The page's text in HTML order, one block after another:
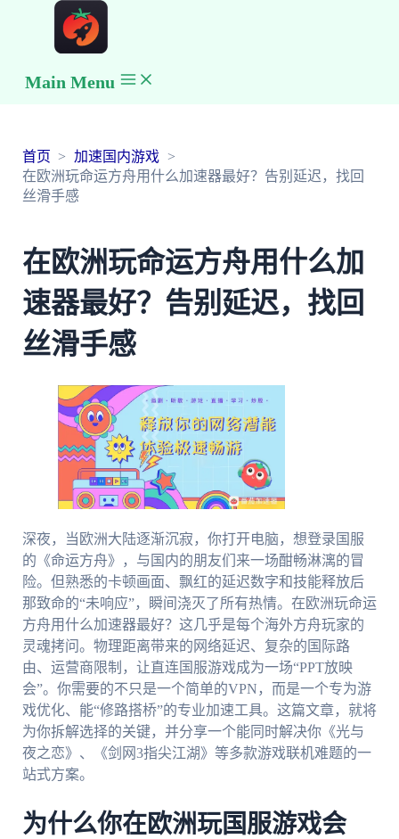
Main Menu
首页
加速国内游戏
在欧洲玩命运方舟用什么加速器最好？告别延迟，找回
丝滑手感
在欧洲玩命运方舟用什么加
速器最好？告别延迟，找回
丝滑手感
深夜，当欧洲大陆逐渐沉寂，你打开电脑，想登录国服
的《命运方舟》，与国内的朋友们来一场酣畅淋漓的冒
险。但熟悉的卡顿画面、飘红的延迟数字和技能释放后
那致命的“未响应”，瞬间浇灭了所有热情。在欧洲玩命运
方舟用什么加速器最好？这几乎是每个海外方舟玩家的
灵魂拷问。物理距离带来的网络延迟、复杂的国际路
由、运营商限制，让直连国服游戏成为一场“PPT放映
会”。你需要的不只是一个简单的VPN，而是一个专为游
戏优化、能“修路搭桥”的专业加速工具。这篇文章，就将
为你拆解选择的关键，并分享一个能同时解决你《光与
夜之恋》、《剑网3指尖江湖》等多款游戏联机难题的一
站式方案。
为什么你在欧洲玩国服游戏会